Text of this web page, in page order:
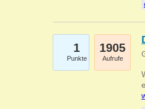
1
Punkte
1905
Aufrufe